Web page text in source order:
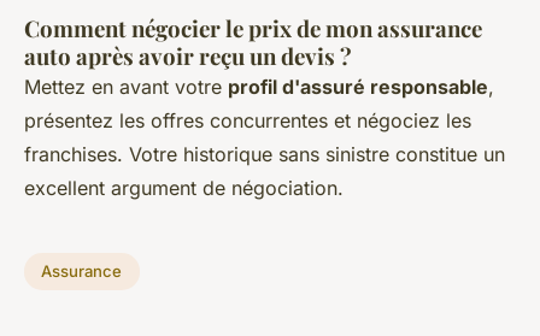
Comment négocier le prix de mon assurance
auto après avoir reçu un devis ?
Mettez en avant votre profil d'assuré responsable,
présentez les offres concurrentes et négociez les
franchises. Votre historique sans sinistre constitue un
excellent argument de négociation.
Assurance